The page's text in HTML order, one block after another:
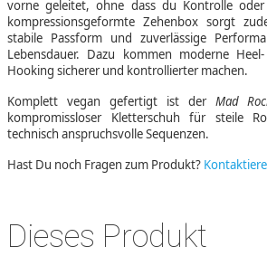
vorne geleitet, ohne dass du Kontrolle
kompressionsgeformte Zehenbox sorgt
stabile Passform und zuverlässige
Lebensdauer. Dazu kommen moderne
Hooking sicherer und kontrollierter machen.
Komplett vegan gefertigt ist der Mad
kompromissloser Kletterschuh für steile
technisch anspruchsvolle Sequenzen.
Hast Du noch Fragen zum Produkt?
Dieses Produkt